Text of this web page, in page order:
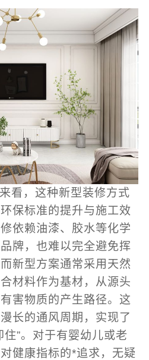
看，这种新型装修方式
保标准的提升与施工效
依赖油漆、胶水等化学
牌，也难以完全避免挥
新型方案通常采用天然
材料作为基材，从源头
害物质的产生路径。这
长的通风周期，实现了
”。对于有婴幼儿或老
健康指标的*追求，无疑